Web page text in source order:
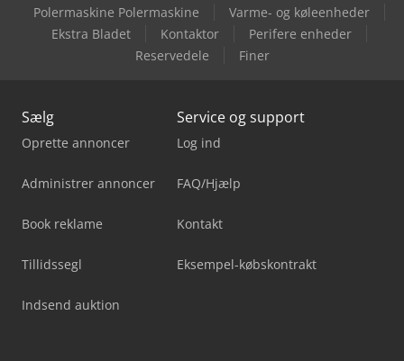
Polermaskine Polermaskine
Varme- og køleenheder
Ekstra Bladet
Kontaktor
Perifere enheder
Reservedele
Finer
Sælg
Oprette annoncer
Administrer annoncer
Book reklame
Tillidssegl
Indsend auktion
Service og support
Log ind
FAQ/Hjælp
Kontakt
Eksempel-købskontrakt